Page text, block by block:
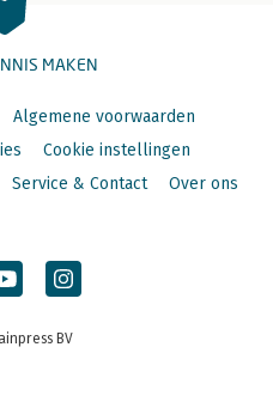
MAKEN
Algemene voorwaarden
Cookie instellingen
Service & Contact Over ons
BV